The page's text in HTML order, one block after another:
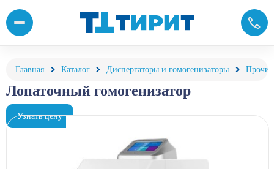
Главная Каталог Диспергаторы и гомогенизаторы Прочие
Лопаточный гомогенизатор
Узнать цену